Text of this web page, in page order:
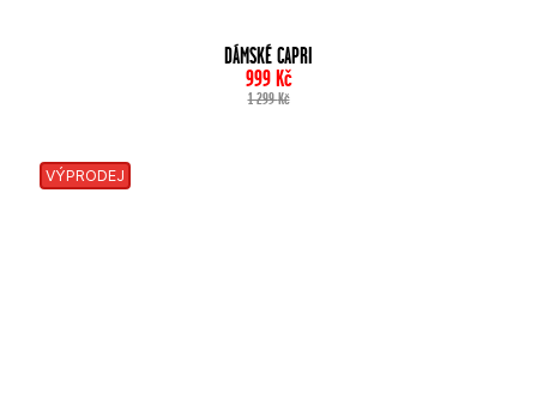
DÁMSKÉ CAPRI
999Kč
1 299Kč
VÝPRODEJ